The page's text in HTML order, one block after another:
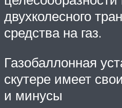
двухколесного
средства на газ.
Газобаллонная
скутере имеет
и минусы